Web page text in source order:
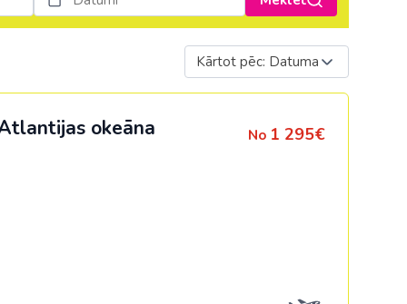
Decembrī Janvārī
Stambulā/
Decembrī Janvārī
ASV
Decembrī Janvārī
Kārtot pēc: Datuma
okeāna
No 1 295€